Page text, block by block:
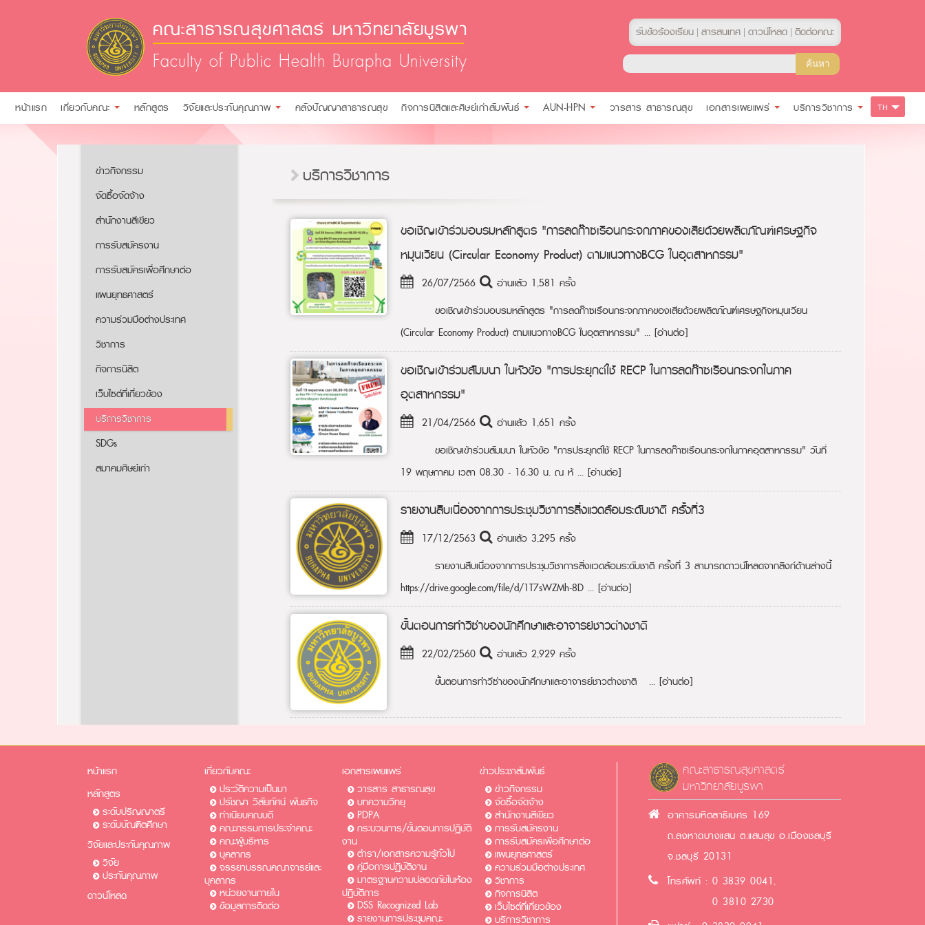
คณะสาธารณสุขศาสตร์ มหาวิทยาลัยบูรพา
Faculty of Public Health Burapha University
รับข้อร้องเรียน สารสนเทศ ดาวน์โหลด ติดต่อคณะ
หน้าแรก เกี่ยวกับคณะ หลักสูตร วิจัยและประกันคุณภาพ คลังปัญญาสาธารณสุข กิจการนิสิตและศิษย์เก่าสัมพันธ์ AUN-HPN วารสาร สาธารณสุข เอกสารเผยแพร่ บริการวิชาการ TH
ข่าวกิจกรรม
จัดซื้อจัดจ้าง
สำนักงานสีเขียว
การรับสมัครงาน​​
การรับสมัครเพื่อศึกษาต่อ​
แผนยุทธศาสตร์
ความร่วมมือต่างประเทศ
วิชาการ
กิจการนิสิต
เว็บไซต์ที่เกี่ยวข้อง
บริการวิชาการ
SDGs
สมาคมศิษย์เก่า
บริการวิชาการ
ขอเชิญเข้าร่วมอบรมหลักสูตร "การลดก๊าซเรือนกระจกภาคของเสียด้วยผลิตภัณฑ์เศรษฐกิจ
หมุนเวียน (Circular Economy Product) ตามแนวทางBCG ในอุตสาหกรรม"
26/07/2566
อ่านแล้ว 1,581 ครั้ง
ขอเชิญเข้าร่วมอบรมหลักสูตร "การลดก๊าซเรือนกระจกภาคของเสียด้วยผลิตภัณฑ์เศรษฐกิจหมุนเวียน
(Circular Economy Product) ตามแนวทางBCG ในอุตสาหกรรม" ... [อ่านต่อ]
ขอเชิญเข้าร่วมสัมมนา ในหัวข้อ "การประยุกต์ใช้ RECP ในการลดก๊าซเรือนกระจกในภาค
อุตสาหกรรม"
21/04/2566
อ่านแล้ว 1,651 ครั้ง
ขอเชิญเข้าร่วมสัมมนา ในหัวข้อ "การประยุกต์ใช้ RECP ในการลดก๊าซเรือนกระจกในภาคอุตสาหกรรม" วันที่
19 พฤษภาคม เวลา 08.30 - 16.30 น. ณ ห้ ... [อ่านต่อ]
รายงานสืบเนื่องจากการประชุมวิชาการสิ่งแวดล้อมระดับชาติ ครั้งที่3
17/12/2563
อ่านแล้ว 3,295 ครั้ง
รายงานสืบเนื่องจากการประชุมวิชาการสิ่งแวดล้อมระดับชาติ ครั้งที่ 3 สามารถดาวน์โหลดจากลิงก์ด้านล่างนี้
https://drive.google.com/file/d/1T7sWZMh-8D ... [อ่านต่อ]
ขั้นตอนการทำวีซ่าของนักศึกษาและอาจารย์ชาวต่างชาติ
22/02/2560
อ่านแล้ว 2,929 ครั้ง
ขั้นตอนการทำวีซ่าของนักศึกษาและอาจารย์ชาวต่างชาติ ... [อ่านต่อ]
หน้าแรก
หลักสูตร
ระดับปริญญาตรี
ระดับบัณฑิตศึกษา
วิจัยและประกันคุณภาพ
วิจัย
ประกันคุณภาพ
ดาวน์โหลด
เกี่ยวกับคณะ
ประวัติความเป็นมา
ปรัชญา วิสัยทัศน์ พันธกิจ
ทำเนียบคณบดี
คณะกรรมการประจำคณะ
คณะผู้บริหาร
บุคลากร
จรรยาบรรณคณาจารย์และ
บุคลากร
หน่วยงานภายใน
ข้อมูลการติดต่อ
เอกสารเผยแพร่
วารสาร สาธารณสุข
บทความวิทยุ
PDPA
กระบวนการ/ขั้นตอนการปฏิบัติ
งาน
ตำรา/เอกสารความรู้ทั่วไป
คู่มือการปฏิบัติงาน
มาตรฐานความปลอดภัยในห้อง
ปฏิบัติการ
DSS Recognized Lab
รายงานการประชุมคณะ
ข่าวประชาสัมพันธ์
ข่าวกิจกรรม
จัดซื้อจัดจ้าง
สำนักงานสีเขียว
การรับสมัครงาน​​
การรับสมัครเพื่อศึกษาต่อ​
แผนยุทธศาสตร์
ความร่วมมือต่างประเทศ
วิชาการ
กิจการนิสิต
เว็บไซต์ที่เกี่ยวข้อง
บริการวิชาการ
คณะสาธารณสุขศาสตร์
มหาวิทยาลัยบูรพา
อาคารมหิตลาธิเบศร 169
ถ.ลงหาดบางแสน ต.แสนสุข อ.เมืองชลบุรี
จ.ชลบุรี 20131
โทรศัพท์ : 0 3839 0041,
0 3810 2730